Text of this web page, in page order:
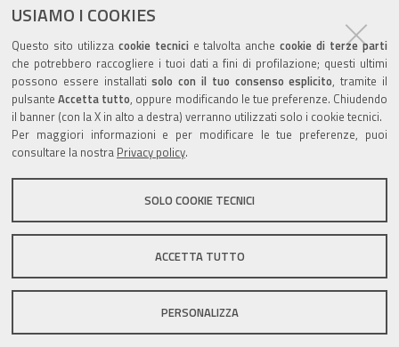
USIAMO I COOKIES
Questo sito utilizza cookie tecnici e talvolta anchecookie di terze parti
che potrebbero raccogliere i tuoi dati a fini di profilazione; questi ultimi
possono essere installatisolo con il tuo consenso esplicito, tramite il
pulsanteAccetta tutto, oppure modificando le tue preferenze. Chiudendo
il banner (con la X in alto a destra) verranno utilizzati solo i cookie tecnici.
Per maggiori informazioni e per modificare le tue preferenze, puoi
consultare la nostra Privacy policy.
SOLO COOKIE TECNICI
ACCETTA TUTTO
PERSONALIZZA
Trasparenza
Amministrazione trasparente
Note legali e copyright
Privacy e cookie
Gestisci i cookie
Dichiarazione di accessibilità
C.F. 800.625.903.79